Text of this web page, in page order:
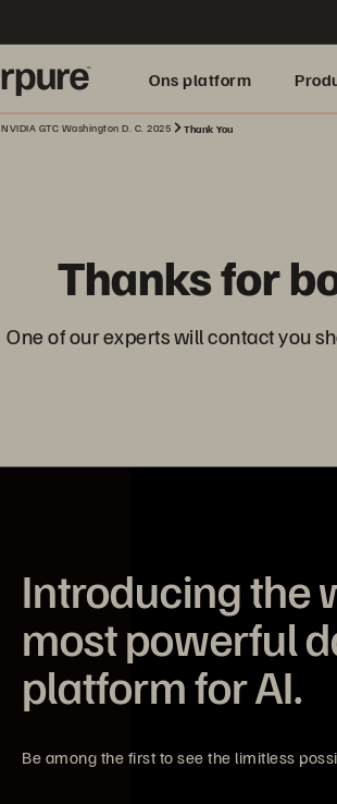
Ons platform
NVIDIA GTC Washington D. C. 2025 Thank You
Thanks for
One of our experts will contact you
Introducing the
most powerful
platform for AI.
Be among the first to see the limitless